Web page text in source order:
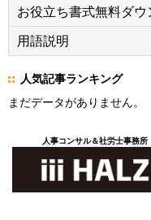
お役立ち書式無料ダウ
用語説明
人気記事ランキング
まだデータがありません。
人事コンサル＆社労士事務所